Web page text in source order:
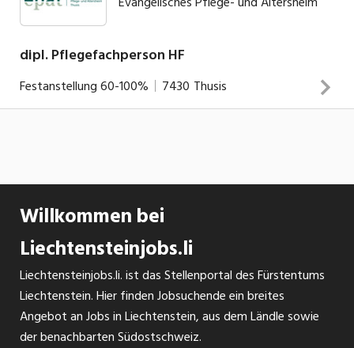
dipl. Pflegefachperson HF
Festanstellung60-100% 7430 Thusis
begleiten und fördern
INSERAT ANSEHEN
Willkommen bei
Liechtensteinjobs.li
Liechtensteinjobs.li. ist das Stellenportal des Fürstentums
Liechtenstein. Hier finden Jobsuchende ein breites
Angebot an Jobs in Liechtenstein, aus dem Ländle sowie
der benachbarten Südostschweiz.